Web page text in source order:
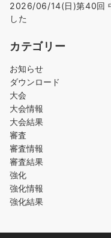
2026/06/14(日)第40回
した
カテゴリー
お知らせ
ダウンロード
大会
大会情報
大会結果
審査
審査情報
審査結果
強化
強化情報
強化結果